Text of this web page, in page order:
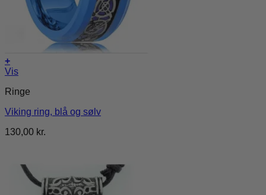
+
Dette
har
varianter.
kan
varesiden
Vis
Ringe
Viking ring, blå og sølv
130,00 kr.